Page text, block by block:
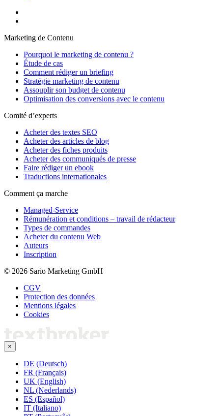
Marketing de Contenu
Pourquoi le marketing de contenu ?
Étude de cas
Comment rédiger un briefing
Stratégie marketing de contenu
Assouplir son budget de contenu
Optimisation des conversions avec le contenu
Comité d’experts
Acheter des textes SEO
Acheter des articles de blog
Acheter des fiches produits
Acheter des communiqués de presse
Faire rédiger un ebook
Traductions internationales
Comment ça marche
Managed-Service
Rémunération et conditions – travail de rédacteur
Types de commandes
Acheter du contenu Web
Auteurs
Inscription
© 2026 Sario Marketing GmbH
CGV
Protection des données
Mentions légales
Cookies
×
DE (Deutsch)
FR (Français)
UK (English)
NL (Nederlands)
ES (Español)
IT (Italiano)